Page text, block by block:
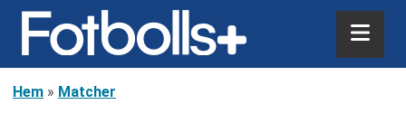
Hem » Matcher